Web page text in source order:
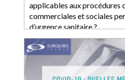
applicables aux procédures
commerciales et sociales
d’urgence sanitaire ?